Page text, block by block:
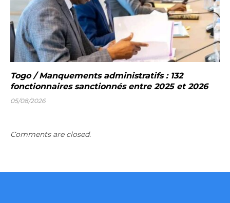
Togo / Manquements administratifs : 132
fonctionnaires sanctionnés entre 2025 et 2026
05/08/2026
Comments are closed.